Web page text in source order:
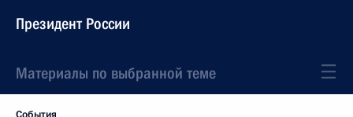
Президент России
Материалы по выбранной теме